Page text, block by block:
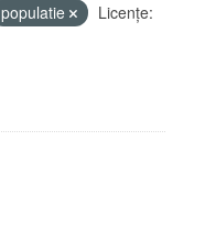
populatie
Licenţe: